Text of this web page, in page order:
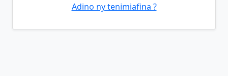
Adino ny tenimiafina ?